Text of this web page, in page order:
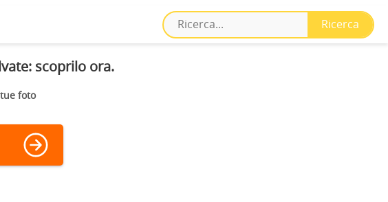
scoprilo ora.
foto